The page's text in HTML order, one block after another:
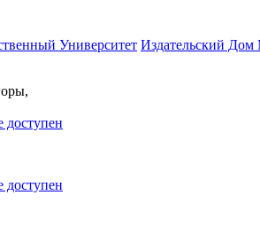
Университет Издательский
доступен
доступен